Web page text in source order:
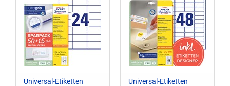
Universal-Etiketten Universal-Etiketten